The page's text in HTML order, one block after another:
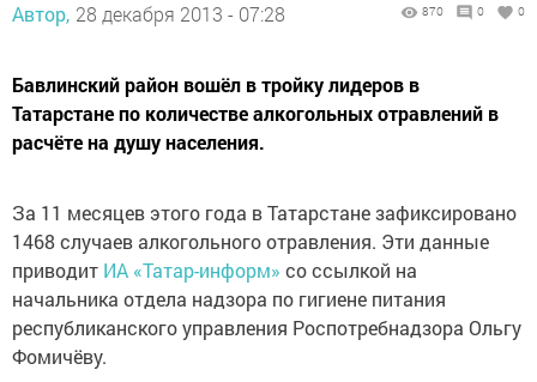
Автор, 28 декабря 2013 - 07:28 870 0 0
Бавлинский район вошёл в тройку лидеров в
Татарстане по количестве алкогольных отравлений в
расчёте на душу населения.
За 11 месяцев этого года в Татарстане зафиксировано
1468 случаев алкогольного отравления. Эти данные
приводит ИА «Татар-информ» со ссылкой на
начальника отдела надзора по гигиене питания
республиканского управления Роспотребнадзора Ольгу
Фомичёву.